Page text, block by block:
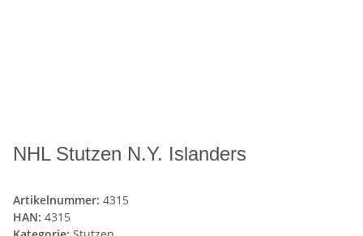
NHL Stutzen N.Y. Islanders
Artikelnummer: 4315
HAN: 4315